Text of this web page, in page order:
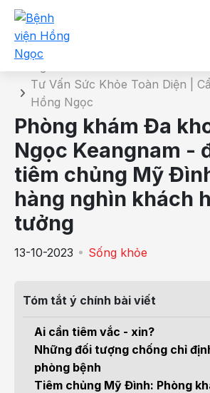
Chi tiết bài tư vấn
Tư Vấn Sức Khỏe Toàn Diện |
Hồng Ngọc
Phòng khám Đa
Ngọc Keangnam -
tiêm chủng Mỹ
hàng nghìn khách
tưởng
13-10-2023 Sống khỏe
Tóm tắt ý chính bài viết
Ai cần tiêm vắc - xin?
Những đối tượng chống chỉ
phòng bệnh
Tiêm chủng Mỹ Đình: Phòng